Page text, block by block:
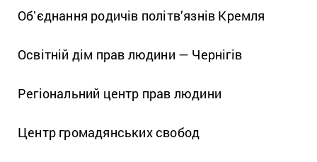
Обʼєднання родичів політв’язнів Кремля
Освітній дім прав людини — Чернігів
Регіональний центр прав людини
Центр громадянських свобод